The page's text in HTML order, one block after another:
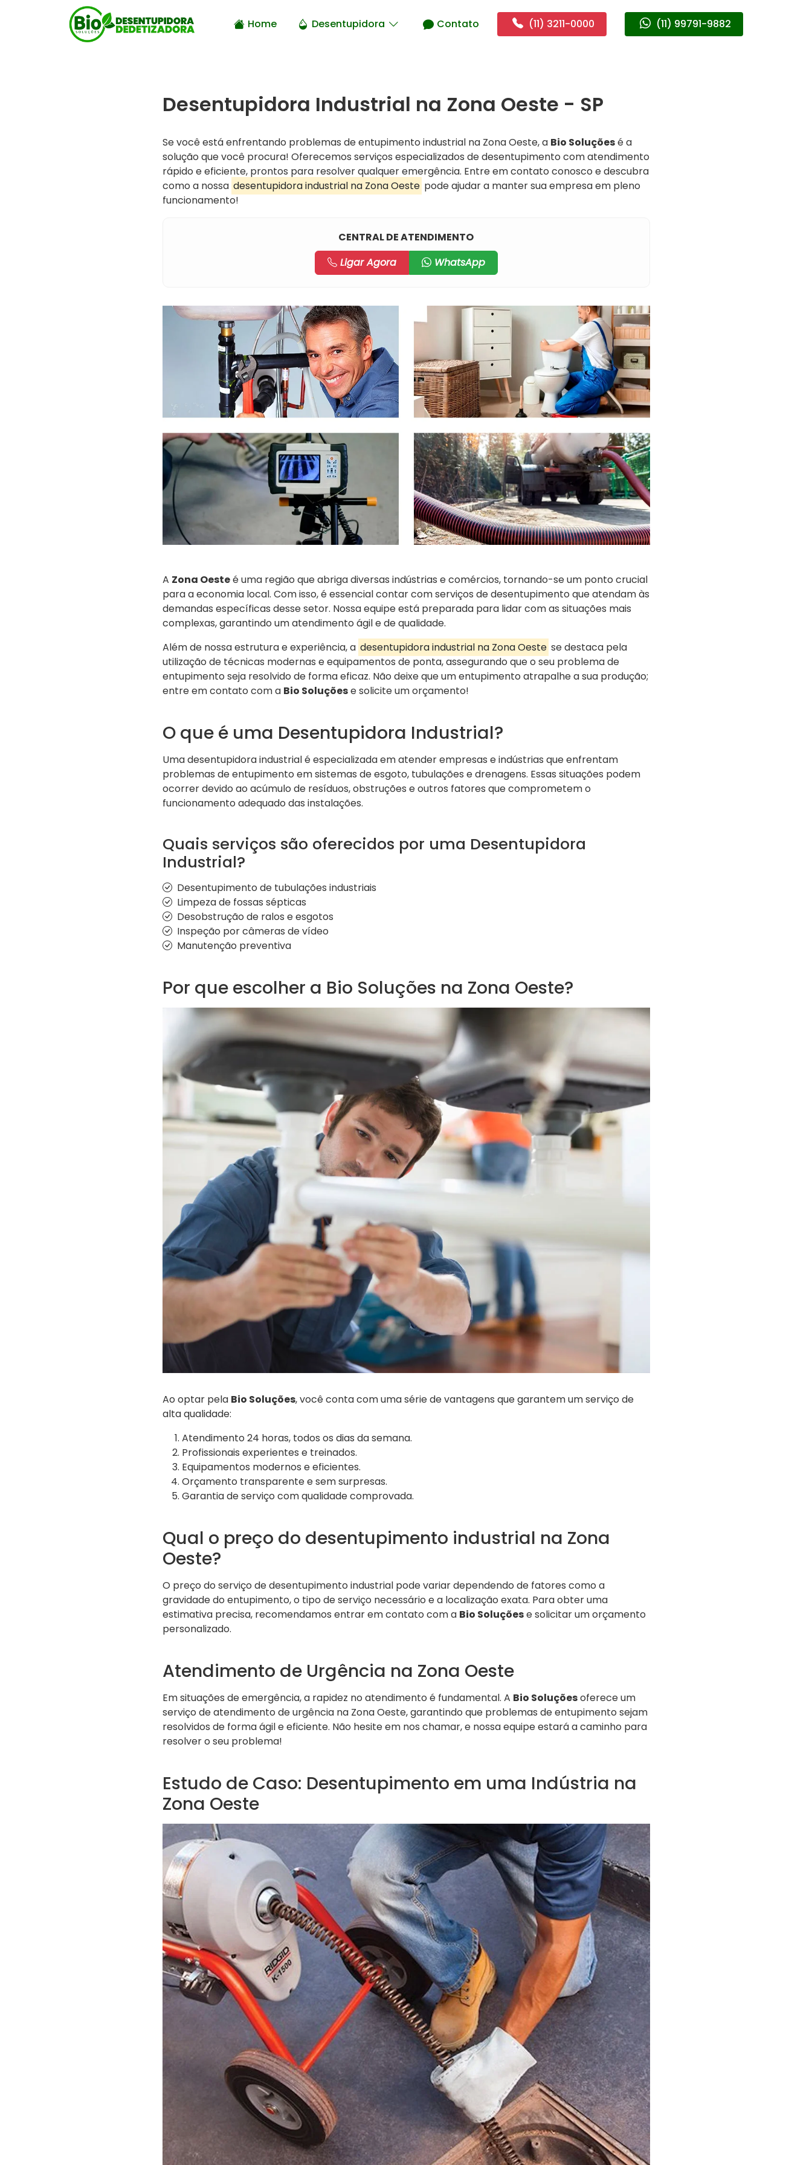
Home Desentupidora Contato (11) 3211-0000 (11) 99791-9882
Desentupidora Industrial na Zona Oeste - SP
Se você está enfrentando problemas de entupimento industrial na Zona Oeste, a Bio Soluçõesé a
solução que você procura! Oferecemos serviços especializados de desentupimento com atendimento
rápido e eficiente, prontos para resolver qualquer emergência. Entre em contato conosco e descubra
como a nossa desentupidora industrial na Zona Oeste pode ajudar a manter sua empresa em pleno
funcionamento!
CENTRAL DE ATENDIMENTO
Ligar Agora
WhatsApp
A Zona Oesteé uma região que abriga diversas indústrias e comércios, tornando-se um ponto crucial
para a economia local. Com isso, é essencial contar com serviços de desentupimento que atendam às
demandas específicas desse setor. Nossa equipe está preparada para lidar com as situações mais
complexas, garantindo um atendimento ágil e de qualidade.
Além de nossa estrutura e experiência, a desentupidora industrial na Zona Oeste se destaca pela
utilização de técnicas modernas e equipamentos de ponta, assegurando que o seu problema de
entupimento seja resolvido de forma eficaz. Não deixe que um entupimento atrapalhe a sua produção;
entre em contato com a Bio Soluçõese solicite um orçamento!
O que é uma Desentupidora Industrial?
Uma desentupidora industrial é especializada em atender empresas e indústrias que enfrentam
problemas de entupimento em sistemas de esgoto, tubulações e drenagens. Essas situações podem
ocorrer devido ao acúmulo de resíduos, obstruções e outros fatores que comprometem o
funcionamento adequado das instalações.
Quais serviços são oferecidos por uma Desentupidora
Industrial?
Desentupimento de tubulações industriais
Limpeza de fossas sépticas
Desobstrução de ralos e esgotos
Inspeção por câmeras de vídeo
Manutenção preventiva
Por que escolher a Bio Soluções na Zona Oeste?
Ao optar pela Bio Soluções, você conta com uma série de vantagens que garantem um serviço de
alta qualidade:
Atendimento 24 horas, todos os dias da semana.
Profissionais experientes e treinados.
Equipamentos modernos e eficientes.
Orçamento transparente e sem surpresas.
Garantia de serviço com qualidade comprovada.
Qual o preço do desentupimento industrial na Zona
Oeste?
O preço do serviço de desentupimento industrial pode variar dependendo de fatores como a
gravidade do entupimento, o tipo de serviço necessário e a localização exata. Para obter uma
estimativa precisa, recomendamos entrar em contato com a Bio Soluçõese solicitar um orçamento
personalizado.
Atendimento de Urgência na Zona Oeste
Em situações de emergência, a rapidez no atendimento é fundamental. A Bio Soluçõesoferece um
serviço de atendimento de urgência na Zona Oeste, garantindo que problemas de entupimento sejam
resolvidos de forma ágil e eficiente. Não hesite em nos chamar, e nossa equipe estará a caminho para
resolver o seu problema!
Estudo de Caso: Desentupimento em uma Indústria na
Zona Oeste